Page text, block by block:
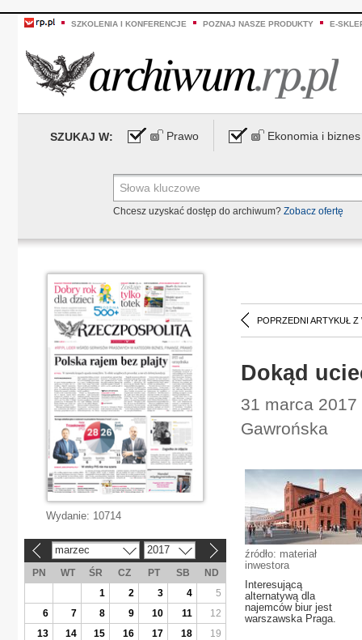
SZKOLENIA I KONFERENCJE POZNAJ NASZE PRODUKTY E-
SZUKAJ W: Prawo Ekonomia i biznes
Chcesz uzyskać dostęp do archiwum? Zobacz ofertę
POPRZEDNI ARTYKUŁ Z
Dokąd
31 marca
Gawrońska
źródło: materiał
inwestora
Interesującą
alternatywą dla
najemców biur jest
warszawska Praga.
Wydanie: 10714
marzec 2017
PN WT ŚR CZ PT SB
ND
1
2 3 4
5
6
7 8 9 10 11
12
13
14 15 16 17 18
19